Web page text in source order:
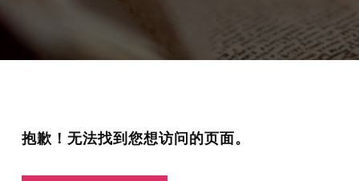
抱歉！无法找到您想访问的页面。